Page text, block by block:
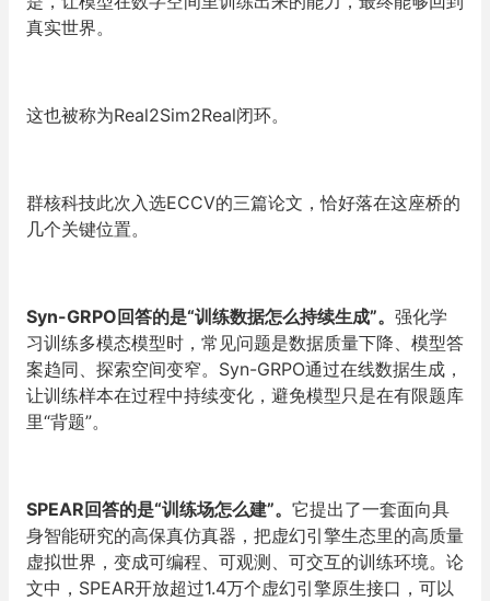
真实世界。
这也被称为Real2Sim2Real闭环。
群核科技此次入选ECCV的三篇论文，恰好落在这座桥的
几个关键位置。
Syn-GRPO回答的是“训练数据怎么持续生成”。 强化学
习训练多模态模型时，常见问题是数据质量下降、模型答
案趋同、探索空间变窄。Syn-GRPO通过在线数据生成，
让训练样本在过程中持续变化，避免模型只是在有限题库
里“背题”。
SPEAR回答的是“训练场怎么建”。 它提出了一套面向具
身智能研究的高保真仿真器，把虚幻引擎生态里的高质量
虚拟世界，变成可编程、可观测、可交互的训练环境。论
文中，SPEAR开放超过1.4万个虚幻引擎原生接口，可以